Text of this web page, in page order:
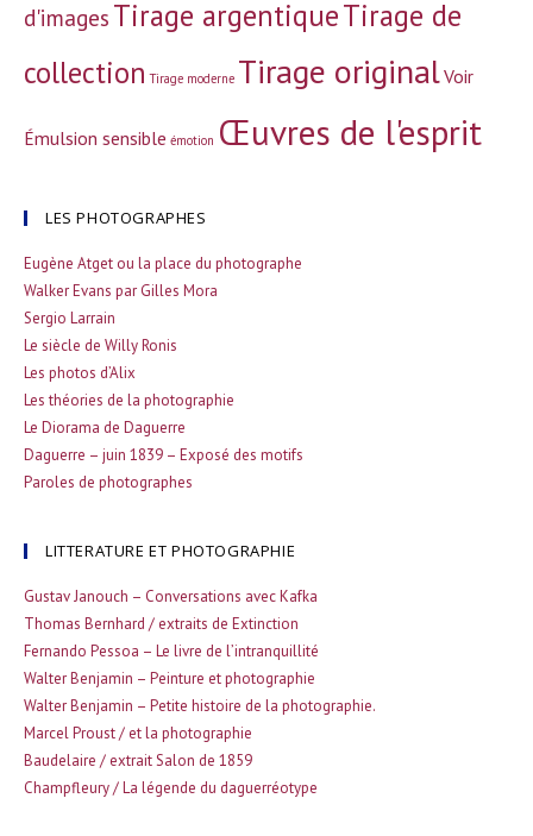
d'images Tirage argentiqueTirage de
collection Tirage moderne Tirage originalVoir
Émulsion sensible émotion Œuvres de l'esprit
LES PHOTOGRAPHES
Eugène Atget ou la place du photographe
Walker Evans par Gilles Mora
Sergio Larrain
Le siècle de Willy Ronis
Les photos d’Alix
Les théories de la photographie
Le Diorama de Daguerre
Daguerre – juin 1839 – Exposé des motifs
Paroles de photographes
LITTERATURE ET PHOTOGRAPHIE
Gustav Janouch – Conversations avec Kafka
Thomas Bernhard / extraits de Extinction
Fernando Pessoa – Le livre de l’intranquillité
Walter Benjamin – Peinture et photographie
Walter Benjamin – Petite histoire de la photographie.
Marcel Proust / et la photographie
Baudelaire / extrait Salon de 1859
Champfleury / La légende du daguerréotype